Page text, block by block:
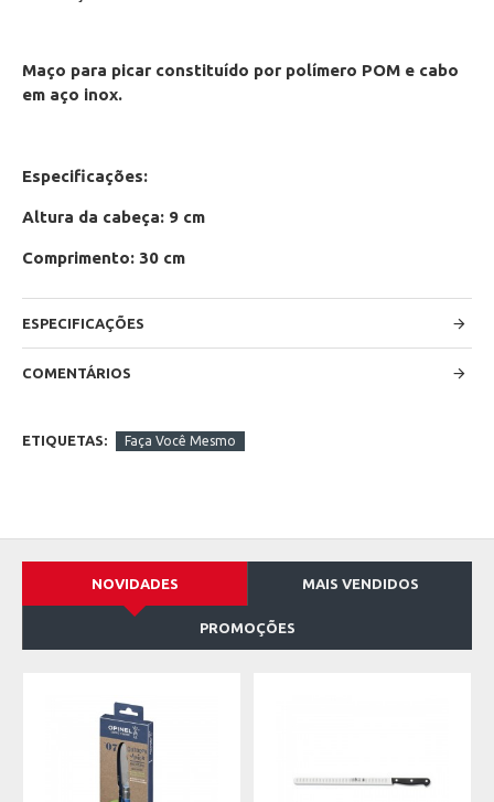
Maço para picar constituído por polímero POM e cabo
em aço inox.
Especificações:
Altura da cabeça: 9 cm
Comprimento: 30 cm
ESPECIFICAÇÕES
COMENTÁRIOS
ETIQUETAS: Faça Você Mesmo
NOVIDADES MAIS VENDIDOS
PROMOÇÕES